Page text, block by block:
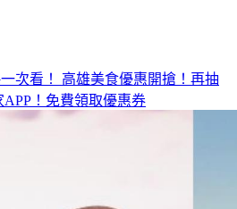
次看！ 高雄美食優惠開搶！再抽
！免費領取優惠券